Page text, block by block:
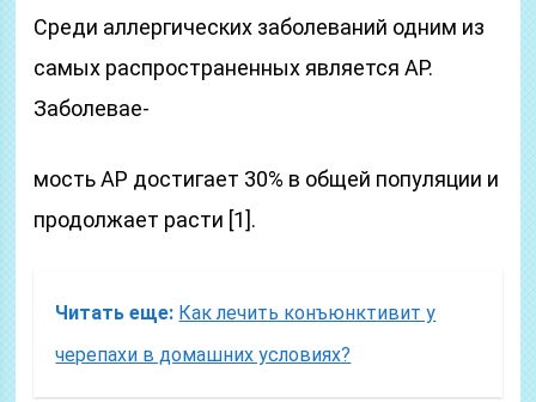
Среди аллергических заболеваний одним из
самых распространенных является АР.
Заболевае-
мость АР достигает 30% в общей популяции и
продолжает расти [1].
Читать еще: Как лечить конъюнктивит у
черепахи в домашних условиях?